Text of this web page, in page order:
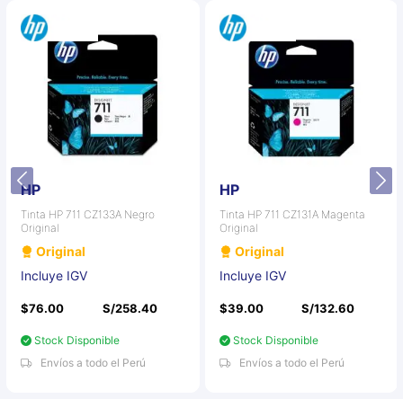
HP
Tinta HP 711 CZ133A Negro
Original
Original
Incluye IGV
$76.00 S/258.40
Stock Disponible
Envíos a todo el Perú
HP
Tinta HP 711 CZ131A Magenta
Original
Original
Incluye IGV
$39.00 S/132.60
Stock Disponible
Envíos a todo el Perú